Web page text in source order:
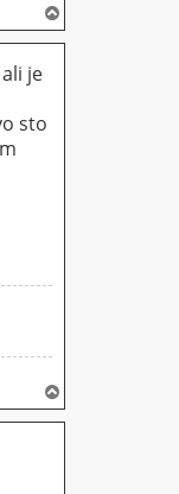
r
je
sto
r